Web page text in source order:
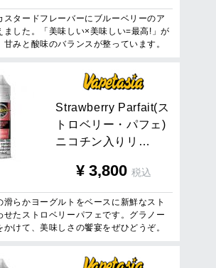
スタードフレーバーにブルーベリーのア
ました。「美味しい×美味しい=最高!」が
甘みと酸味のバランスが整っています。
Strawberry Parfait(ス
ト ロ ベリ ー ・パフ ェ )
ニ コ チン 入 り リ …
¥ 3,800 税込
滑らかヨーグルトをベースに新鮮なスト
せたストロベリーパフェです。グラノー
かけて、美味しさの饗宴をぜひどうぞ。